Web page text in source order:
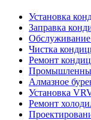
Установка
Заправка
Чистка
Ремонт
Алмазное
Установка
Ремонт